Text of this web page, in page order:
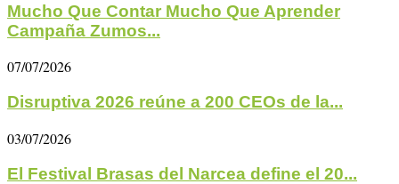
Mucho Que Contar Mucho Que Aprender
Campaña Zumos...
07/07/2026
Disruptiva 2026 reúne a 200 CEOs de la...
03/07/2026
El Festival Brasas del Narcea define el 20...